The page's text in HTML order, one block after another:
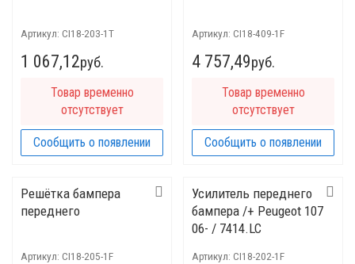
Артикул: CI18-203-1T
1 067,12руб.
Товар временно
отсутствует
Сообщить о появлении
Артикул: CI18-409-1F
4 757,49руб.
Товар временно
отсутствует
Сообщить о появлении
Решётка бампера
переднего
Артикул: CI18-205-1F
Усилитель переднего
бампера /+ Peugeot 107
06- / 7414.LC
Артикул: CI18-202-1F